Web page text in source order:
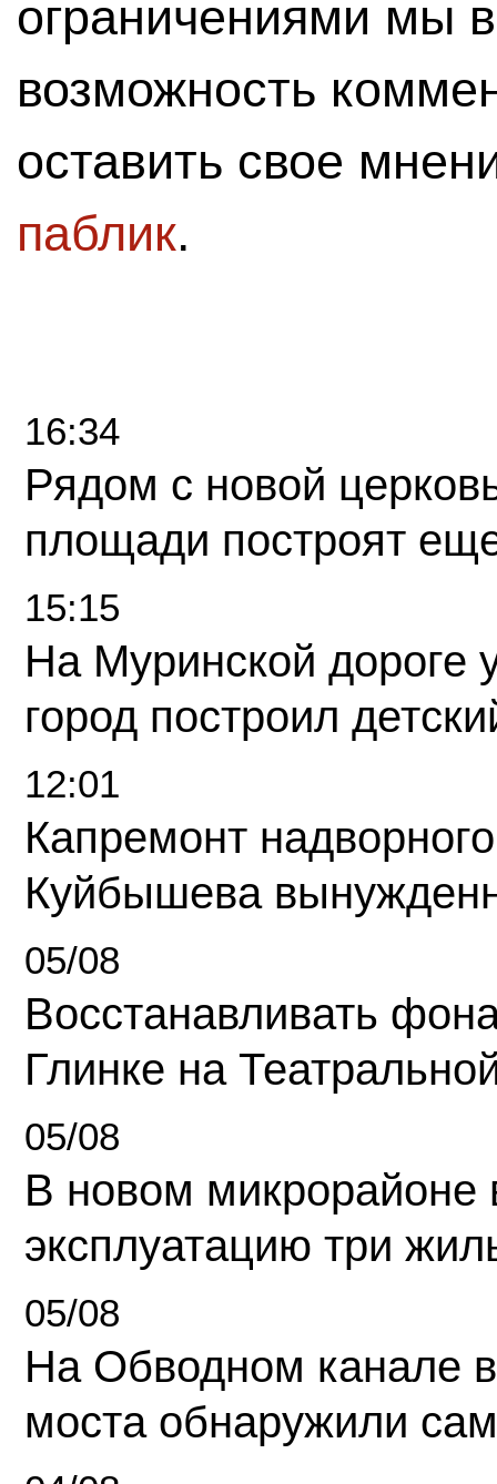
ограничениями мы
возможность
оставить свое
паблик.
16:34
Рядом с новой
площади построят
15:15
На Муринской дороге
город построил
12:01
Капремонт
Куйбышева
05/08
Восстанавливать
Глинке на
05/08
В новом микрорайоне
эксплуатацию три
05/08
На Обводном канале
моста обнаружили